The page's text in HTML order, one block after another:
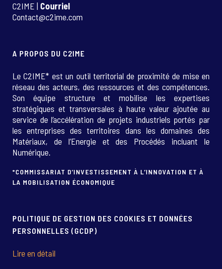
C2IME | Courriel
Contact@c2ime.com
A PROPOS DU C2IME
Le C2IME* est un outil territorial de proximité de mise en
réseau des acteurs, des ressources et des compétences.
Son équipe structure et mobilise les expertises
stratégiques et transversales à haute valeur ajoutée au
service de l’accélération de projets industriels portés par
les entreprises des territoires dans les domaines des
Matériaux, de l’Energie et des Procédés incluant le
Numérique.
*COMMISSARIAT D’INVESTISSEMENT À L’INNOVATION ET À
LA MOBILISATION ÉCONOMIQUE
POLITIQUE DE GESTION DES COOKIES ET DONNÉES
PERSONNELLES (GCDP)
Lire en détail